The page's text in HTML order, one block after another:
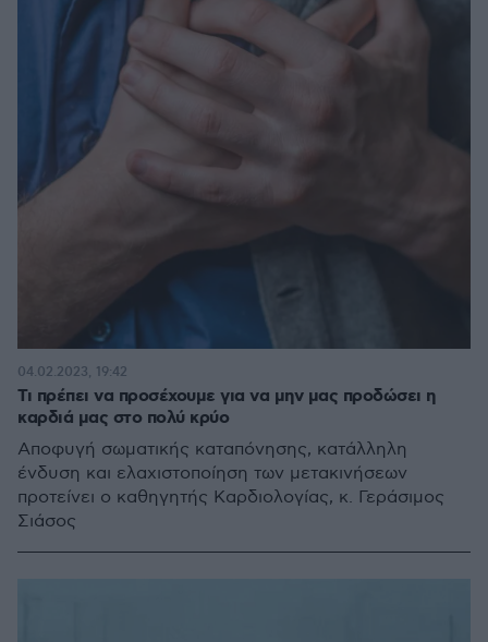
Τι πρέπει να προσέχουμε για να μην μας προδώσει η
καρδιά μας στο πολύ κρύο
Αποφυγή σωματικής καταπόνησης, κατάλληλη
ένδυση και ελαχιστοποίηση των μετακινήσεων
προτείνει ο καθηγητής Καρδιολογίας, κ. Γεράσιμος
Σιάσος
04.02.2023, 19:42